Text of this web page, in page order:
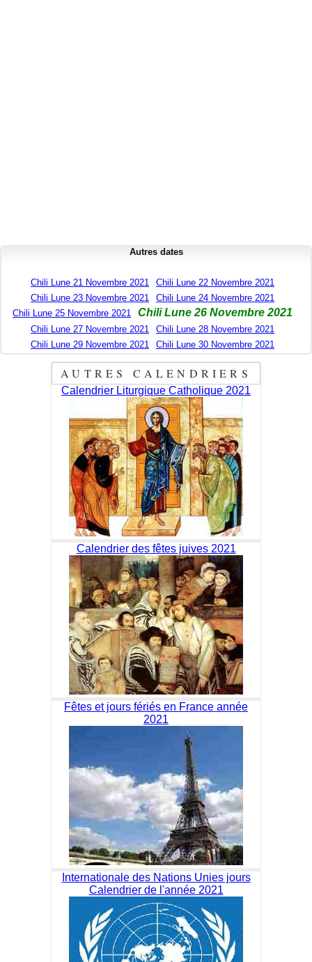
Autres dates
Chili Lune 21 Novembre 2021
Chili Lune 22 Novembre 2021
Chili Lune 23 Novembre 2021
Chili Lune 24 Novembre 2021
Chili Lune 25 Novembre 2021
Chili Lune 26 Novembre 2021
Chili Lune 27 Novembre 2021
Chili Lune 28 Novembre 2021
Chili Lune 29 Novembre 2021
Chili Lune 30 Novembre 2021
AUTRES CALENDRIERS
Calendrier Liturgique Catholique 2021
Calendrier des fêtes juives 2021
Fêtes et jours fériés en France année
2021
Internationale des Nations Unies jours
Calendrier de l'année 2021